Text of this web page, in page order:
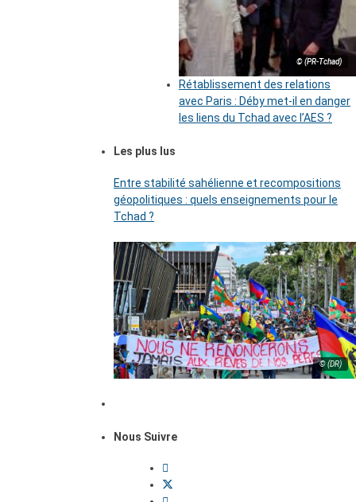
© (PR-Tchad)
Rétablissement des relations
avec Paris : Déby met-il en danger
les liens du Tchad avec l’AES ?
Les plus lus
Entre stabilité sahélienne et recompositions
géopolitiques : quels enseignements pour le
Tchad ?
© (DR)
Nous Suivre